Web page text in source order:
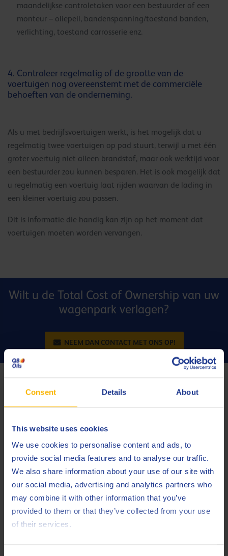
Consent Details About
This website uses cookies
We use cookies to personalise content and ads, to
provide social media features and to analyse our traffic.
We also share information about your use of our site with
our social media, advertising and analytics partners who
may combine it with other information that you’ve
provided to them or that they’ve collected from your use
of their services.
maandelijkse controletaken voor een bestuurder of een
monteur – oliepeil, bandenspanning/toestand banden,
verlichting, toestand carrosserie enz.
4. Controleer regelmatig of de grootte van de
voertuigen nog overeenstemt met de commerciële
behoeften van de onderneming.
Als u met bedrijfsvoertuigen werkt, is het mogelijk dat u
regelmatig twee voertuigen op pad stuurt, terwijl u met één
groter voertuig niet alleen brandstof, maar ook werktijd voor
een bestuurder zou kunnen besparen. Het is ook mogelijk dat
u regelmatig een voertuig laat rijden waarvan de lading in
een kleiner voertuig zou passen.
Dit is informatie die handig kan zijn op het moment dat
voertuigen moeten worden vervangen.
Wilt u de Total Cost of Ownership van uw
wagenpark verlagen?
NEEM DAN CONTACT MET ONS OP!
5. Digitaliseer alle voertuigdocumenten
documenten in afzonderlijke bestanden bij – facturen,